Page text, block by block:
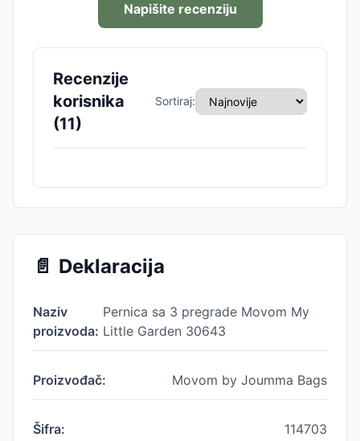
Napišite recenziju
Recenzije
korisnika
(11)
Sortiraj:
📄 Deklaracija
Naziv
proizvoda:
Pernica sa 3 pregrade Movom My
Little Garden 30643
Proizvođač: Movom by Joumma Bags
Šifra: 114703